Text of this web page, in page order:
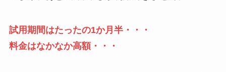
試用期間はたったの1か月半・・・
料金はなかなか高額・・・